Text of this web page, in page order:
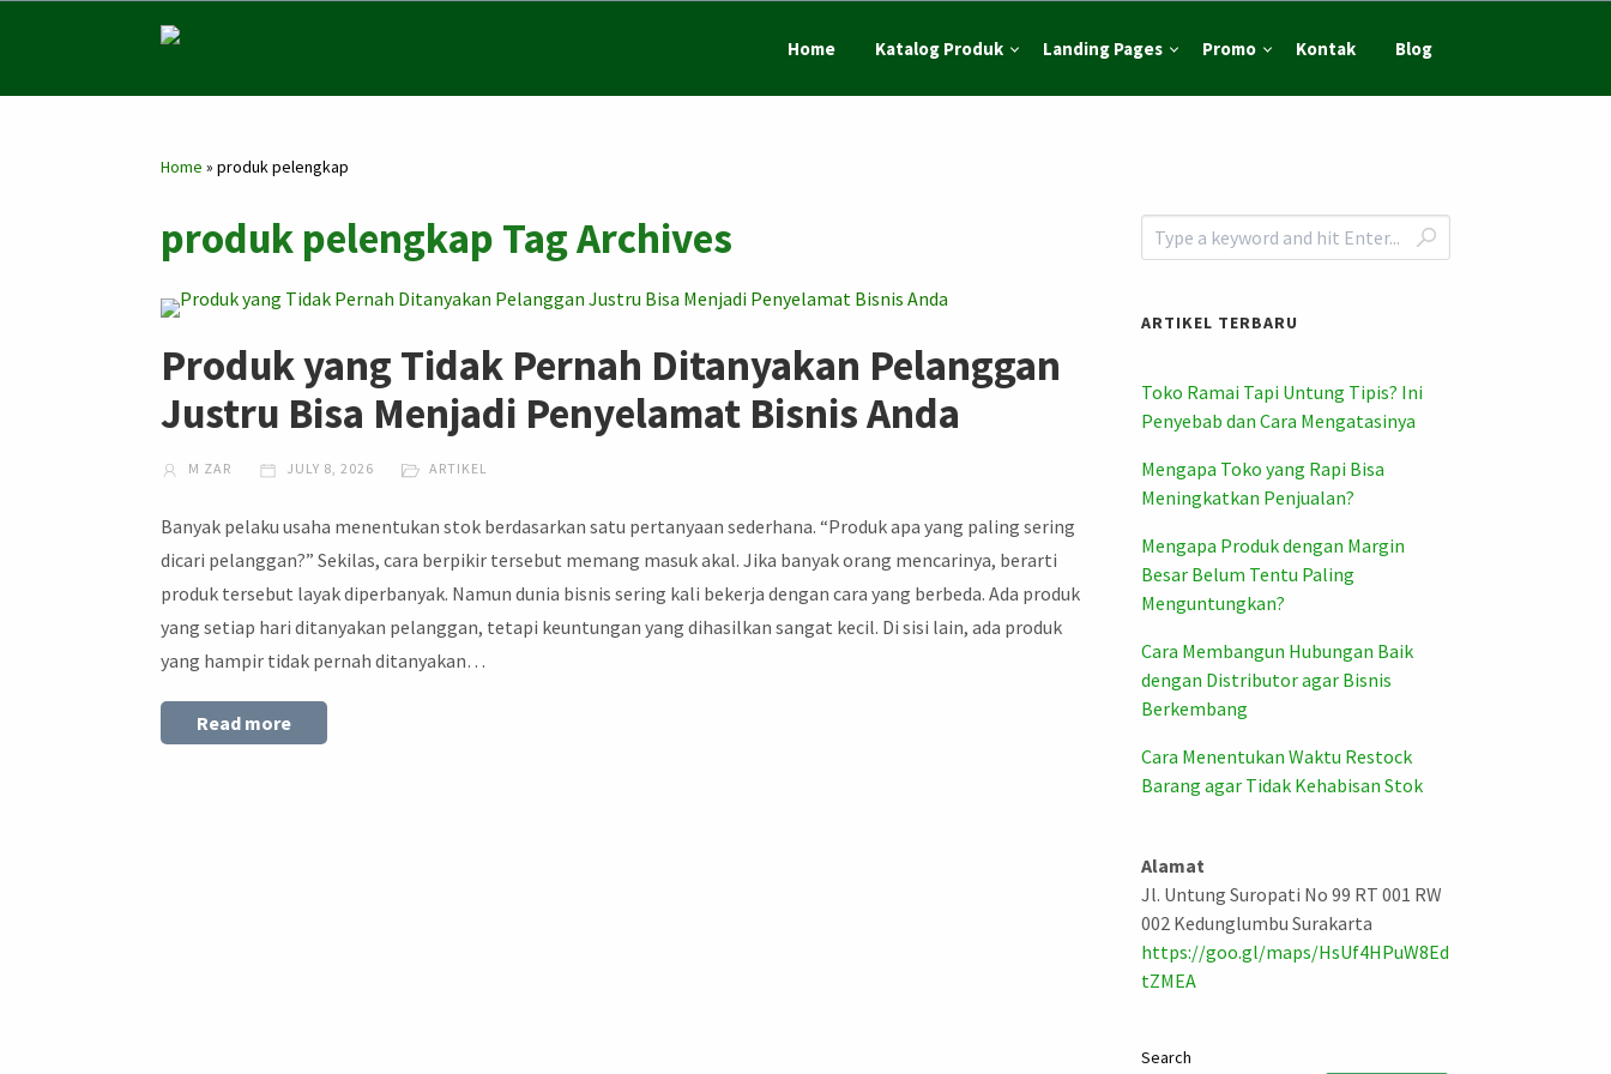
Home Katalog Produk Landing Pages Promo Kontak Blog
Home »produk pelengkap
produk pelengkap Tag Archives
Produk yang Tidak Pernah Ditanyakan Pelanggan
Justru Bisa Menjadi Penyelamat Bisnis Anda
M ZAR JULY 8, 2026 ARTIKEL
Banyak pelaku usaha menentukan stok berdasarkan satu pertanyaan sederhana. “Produk apa yang paling sering
dicari pelanggan?” Sekilas, cara berpikir tersebut memang masuk akal. Jika banyak orang mencarinya, berarti
produk tersebut layak diperbanyak. Namun dunia bisnis sering kali bekerja dengan cara yang berbeda. Ada produk
yang setiap hari ditanyakan pelanggan, tetapi keuntungan yang dihasilkan sangat kecil. Di sisi lain, ada produk
yang hampir tidak pernah ditanyakan…
Read more
ARTIKEL TERBARU
Toko Ramai Tapi Untung Tipis? Ini
Penyebab dan Cara Mengatasinya
Mengapa Toko yang Rapi Bisa
Meningkatkan Penjualan?
Mengapa Produk dengan Margin
Besar Belum Tentu Paling
Menguntungkan?
Cara Membangun Hubungan Baik
dengan Distributor agar Bisnis
Berkembang
Cara Menentukan Waktu Restock
Barang agar Tidak Kehabisan Stok
Alamat
Jl. Untung Suropati No 99 RT 001 RW
002 Kedunglumbu Surakarta
https://goo.gl/maps/HsUf4HPuW8Ed
tZMEA
Search